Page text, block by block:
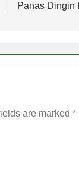
Panas Dingin
are marked *